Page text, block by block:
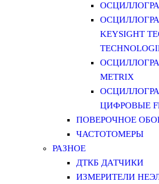
KEYSIGHT
METRIX
ЦИФРОВЫЕ
ПОВЕРОЧНОЕ
ЧАСТОТОМЕРЫ
РАЗНОЕ
ДТКБ ДАТЧИКИ
ИЗМЕРИТЕЛИ